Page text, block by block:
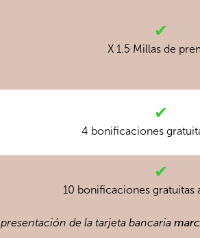
✔
X 1.5 Millas de
✔
4 bonificaciones
✔
10 bonificaciones gratuitas
presentación de la tarjeta bancaria